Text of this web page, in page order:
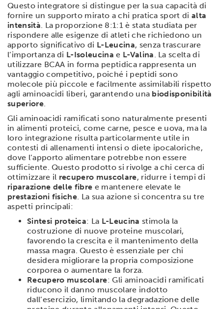
Questo integratore si distingue per la sua capacità di
fornire un supporto mirato a chi pratica sport dialta
intensità . La proporzione 8:1:1 è stata studiata per
rispondere alle esigenze di atleti che richiedono un
apporto significativo di L-Leucina, senza trascurare
l’importanza di L-Isoleucina e L-Valina . La scelta di
utilizzare BCAA in forma peptidica rappresenta un
vantaggio competitivo, poiché i peptidi sono
molecole più piccole e facilmente assimilabili rispetto
agli aminoacidi liberi, garantendo una biodisponibilità
superiore.
Gli aminoacidi ramificati sono naturalmente presenti
in alimenti proteici, come carne, pesce e uova, ma la
loro integrazione risulta particolarmente utile in
contesti di allenamenti intensi o diete ipocaloriche,
dove l’apporto alimentare potrebbe non essere
sufficiente. Questo prodotto si rivolge a chi cerca di
ottimizzare il recupero muscolare, ridurre i tempi di
riparazione delle fibre e mantenere elevate le
prestazioni fisiche . La sua azione si concentra su tre
aspetti principali:
Sintesi proteica: La L-Leucina stimola la
costruzione di nuove proteine muscolari,
favorendo la crescita e il mantenimento della
massa magra. Questo è essenziale per chi
desidera migliorare la propria composizione
corporea o aumentare la forza.
Recupero muscolare: Gli aminoacidi ramificati
riducono il danno muscolare indotto
dall’esercizio, limitando la degradazione delle